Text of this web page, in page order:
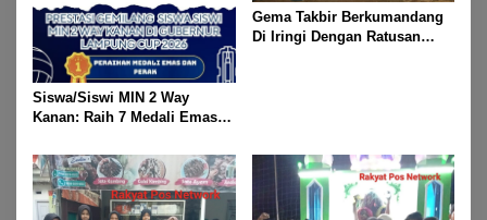
Siswa/Siswi MIN 2 Way
Kanan: Raih 7 Medali Emas
Gubernur Lampung Cup 2
Taekwondo Championship
2026
Gema Takbir Berkumandang
Di Iringi Dengan Ratusan